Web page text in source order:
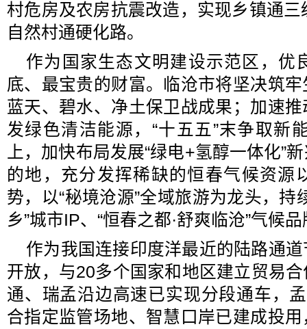
村危房及农房抗震改造，实现乡镇通
自然村通硬化路。
作为国家生态文明建设示范区，优
底、最宝贵的财富。临沧市将坚决筑
蓝天、碧水、净土保卫战成果；加速
发绿色清洁能源，“十五五”末争取新
上，加快布局发展“绿电+氢醇一体化”
的地，充分发挥稀缺的恒春气候资源
势，以“秘境沧源”全域旅游为龙头，持
乡”城市IP、“恒春之都·舒爽临沧”气候
作为我国连接印度洋最近的陆路通
开放，与20多个国家和地区建立贸易
通、瑞孟沿边高速已实现分段通车，
合指定监管场地、智慧口岸已建成投